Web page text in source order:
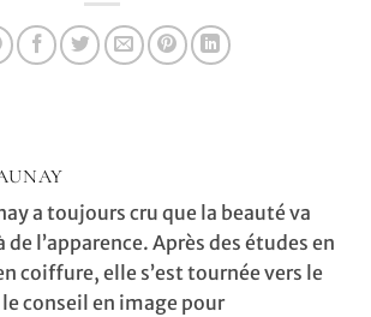
a toujours cru que la beauté va
l’apparence. Après des études en
coiffure, elle s’est tournée vers le
conseil en image pour